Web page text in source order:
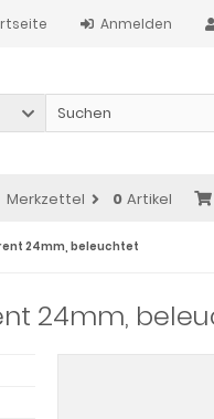
Anmelden
Merkzettel 0 Artikel
24mm, beleuchtet
24mm,